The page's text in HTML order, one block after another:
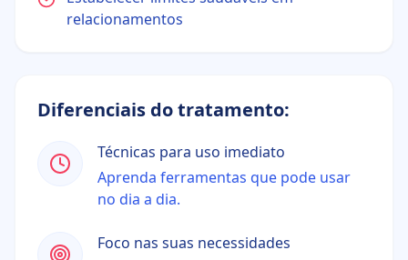
relacionamentos
Diferenciais do tratamento:
Técnicas para uso imediato
Aprenda ferramentas que pode usar
no dia a dia.
Foco nas suas necessidades